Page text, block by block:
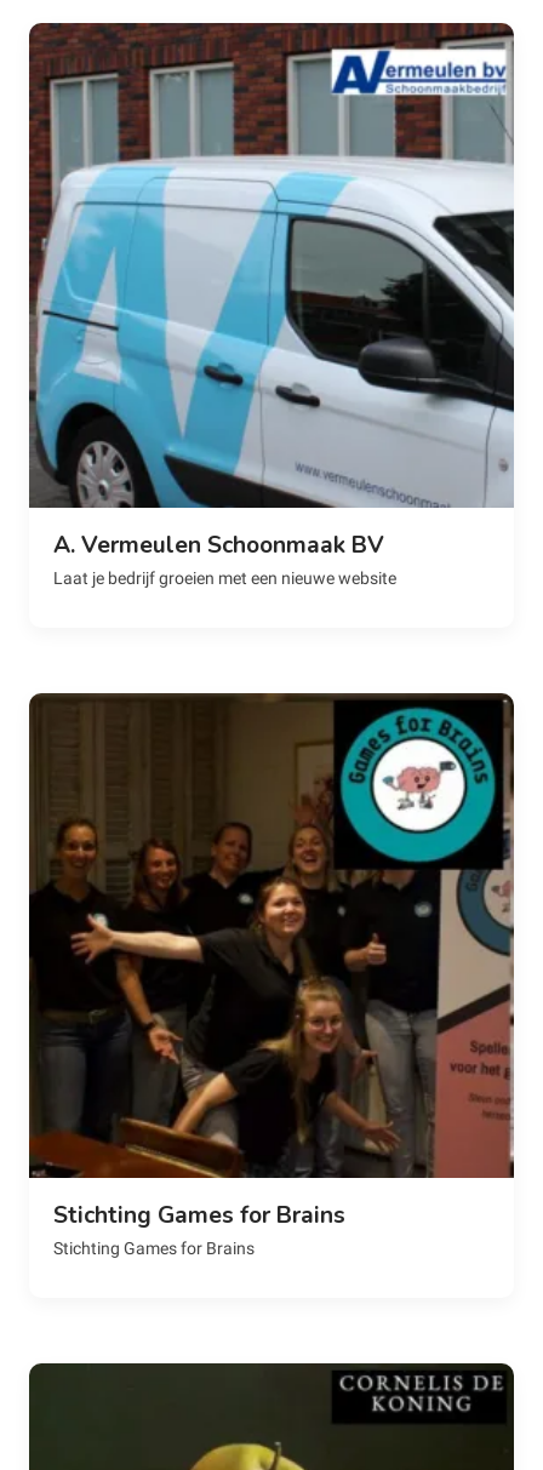
A. Vermeulen Schoonmaak BV
Laat je bedrijf groeien met een nieuwe website
Stichting Games for Brains
Stichting Games for Brains